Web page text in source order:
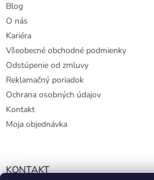
Blog
O nás
Kariéra
Všeobecné obchodné podmienky
Odstúpenie od zmluvy
Reklamačný poriadok
Ochrana osobných údajov
Kontakt
Moja objednávka
KONTAKT